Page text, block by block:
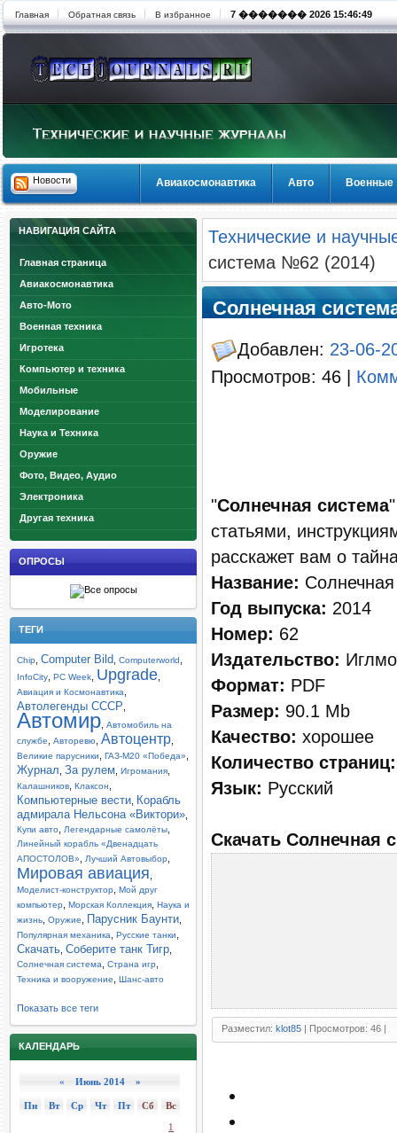
Главная Обратная связь В избранное 7 ������� 2026 15:46:49
Новости Авиакосмонавтика Авто Военные
НАВИГАЦИЯ САЙТА
Главная страница
Авиакосмонавтика
Авто-Мото
Военная техника
Игротека
Компьютер и техника
Мобильные
Моделирование
Наука и Техника
Оружие
Фото, Видео, Аудио
Электроника
Другая техника
ОПРОСЫ
ТЕГИ
Chip Computer Bild Computerworld
InfoCity PC Week Upgrade
Авиация и Космонавтика
Автолегенды СССР
Автомир Автомобиль на
службе
Авторевю Автоцентр
Великие парусники ГАЗ-М20 «Победа»
Журнал За рулем Игромания
Калашников Клаксон
Компьютерные вести Корабль
адмирала Нельсона «Виктори»
Купи авто Легендарные самолёты
Линейный корабль «Двенадцать
АПОСТОЛОВ»
Лучший Автовыбор
Мировая авиация
Моделист-конструктор Мой друг
компьютер Морская Коллекция Наука и
жизнь Оружие Парусник Баунти
Популярная механика Русские танки
Скачать Соберите танк Тигр
Солнечная система Страна игр
Техника и вооружение Шанс-авто
Показать все теги
КАЛЕНДАРЬ
« Июнь 2014 »
Пн Вт Ср Чт Пт Сб
Вс
1
Технические и
система №62 (2014)
Солнечная
Добавлен: 23-06-
Просмотров: 46 |
"Солнечная система
статьями,
расскажет вам о
Название:
Год выпуска: 2014
Номер: 62
Издательство:
Формат: PDF
Размер: 90.1 Mb
Качество: хорошее
Количество страниц:
Язык: Русский
Скачать Солнечная
Разместил: klot85 | Просмотров: 46 |